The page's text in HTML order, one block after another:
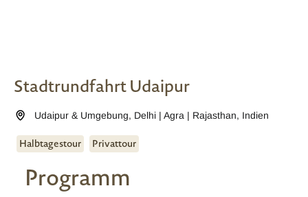
Stadtrundfahrt Udaipur
Udaipur & Umgebung, Delhi | Agra | Rajasthan, Indien
Halbtagestour Privattour
Programm